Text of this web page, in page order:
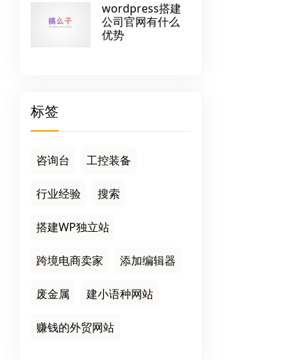
wordpress搭建
公司官网有什么
优势
标签
咨询台 工控装备
行业经验 搜索
搭建WP独立站
跨境电商卖家 添加编辑器
废金属 建小语种网站
赚钱的外贸网站